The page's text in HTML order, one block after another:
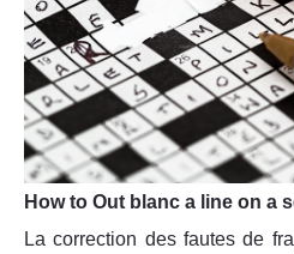
How to Out blanc a line on a
La correction des fautes de